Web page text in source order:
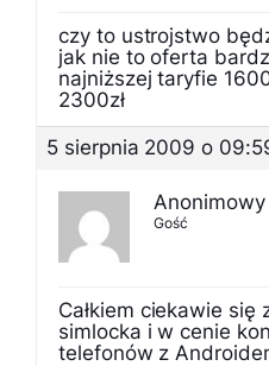
czy to ustrojstwo
jak nie to oferta
najniższej taryfie
2300zł
5 sierpnia 2009 o
Anonimowy
Gość
Całkiem ciekawie się
simlocka i w cenie
telefonów z